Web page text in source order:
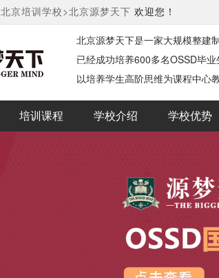
北京培训学校>北京源梦天下 欢迎您！
北京源梦天下是一家大规模整建
已经成功培养600多名OSSD毕业
以培养学生高阶思维为课程中心
培训课程 学校介绍 学校优势